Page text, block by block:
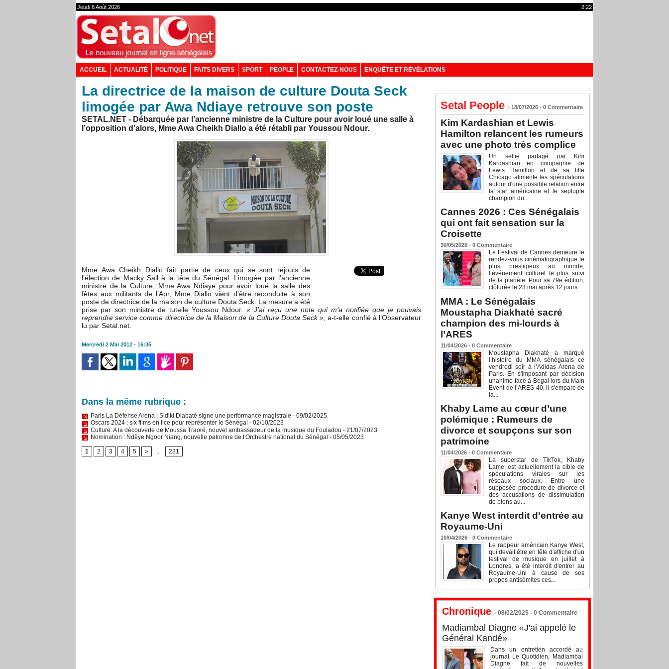
Jeudi 6 Août 2026 2:22
ACCUEIL ACTUALITÉ POLITIQUE FAITS DIVERS SPORT PEOPLE CONTACTEZ-NOUS ENQUÊTE ET RÉVÉLATIONS
La directrice de la maison de culture Douta Seck
limogée par Awa Ndiaye retrouve son poste
SETAL.NET - Débarquée par l’ancienne ministre de la Culture pour avoir loué une salle à
l’opposition d’alors, Mme Awa Cheikh Diallo a été rétabli par Youssou Ndour.
Mme Awa Cheikh Diallo fait partie de ceux qui se sont réjouis de
l’élection de Macky Sall à la tête du Sénégal. Limogée par l’ancienne
ministre de la Culture, Mme Awa Ndiaye pour avoir loué la salle des
fêtes aux militants de l’Apr, Mme Diallo vient d'être reconduite à son
poste de directrice de la maison de culture Douta Seck. La mesure a été
prise par son ministre de tutelle Youssou Ndour. « J’ai reçu une note qui m’a notifiée que je pouvais
reprendre service comme directrice de la Maison de la Culture Douta Seck » , a-t-elle confié à l’Observateur
lu par Setal.net.
Mercredi 2 Mai 2012 - 16:35
Dans la même rubrique :
Paris La Défense Arena : Sidiki Diabaté signe une performance magistrale - 09/02/2025
Oscars 2024 : six films en lice pour représenter le Sénégal - 02/10/2023
Culture: A la découverte de Moussa Traoré, nouvel ambassadeur de la musique du Fouladou - 21/07/2023
Nomination : Ndèye Ngoor Niang, nouvelle patronne de l'Orchestre national du Sénégal - 05/05/2023
1 2 3 4 5 » ... 231
Setal People - 18/07/2026 - 0 Commentaire
Kim Kardashian et Lewis
Hamilton relancent les rumeurs
avec une photo très complice
Un selfie partagé par Kim
Kardashian en compagnie de
Lewis Hamilton et de sa fille
Chicago alimente les spéculations
autour d'une possible relation entre
la star américaine et le septuple
champion du...
Cannes 2026 : Ces Sénégalais
qui ont fait sensation sur la
Croisette
30/05/2026 - 0 Commentaire
Le Festival de Cannes demeure le
rendez-vous cinématographique le
plus prestigieux au monde,
l’événement culturel le plus suivi
de la planète. Pour sa 79e édition,
clôturée le 23 mai après 12 jours...
MMA : Le Sénégalais
Moustapha Diakhaté sacré
champion des mi-lourds à
l’ARES
11/04/2026 - 0 Commentaire
Moustapha Diakhaté a marqué
l’histoire du MMA sénégalais ce
vendredi soir à l’Adidas Arena de
Paris. En s'imposant par décision
unanime face à Begai lors du Main
Event de l’ARES 40, il s'empare de
la...
Khaby Lame au cœur d’une
polémique : Rumeurs de
divorce et soupçons sur son
patrimoine
11/04/2026 - 0 Commentaire
La superstar de TikTok, Khaby
Lame, est actuellement la cible de
spéculations virales sur les
réseaux sociaux. Entre une
supposée procédure de divorce et
des accusations de dissimulation
de biens au...
Kanye West interdit d'entrée au
Royaume-Uni
10/04/2026 - 0 Commentaire
Le rappeur américain Kanye West,
qui devait être en tête d'affiche d'un
festival de musique en juillet à
Londres, a été interdit d'entrer au
Royaume-Uni à cause de ses
propos antisémites ces...
Chronique - 08/02/2025 - 0 Commentaire
Madiambal Diagne «J'ai appelé le
Général Kandé»
Dans un entretien accordé au
journal Le Quotidien, Madiambal
Diagne fait de nouvelles